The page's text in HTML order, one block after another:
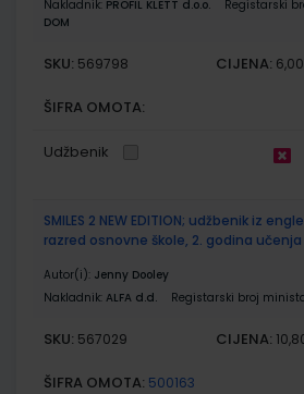
Nakladnik: PROFIL KLETT d.o.o. Registarski
DOM
SKU: 569798 CIJENA:
ŠIFRA OMOTA:
Udžbenik
SMILES 2 NEW EDITION; udžbenik iz
razred osnovne škole, 2. godina učenja
Autor(i): Jenny Dooley
Nakladnik: ALFA d.d. Registarski broj
SKU: 567029 CIJENA:
ŠIFRA OMOTA: 500163